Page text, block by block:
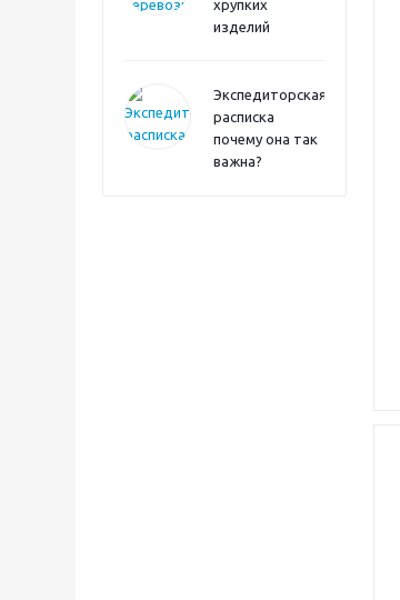
хрупких
изделий
Экспедиторская
расписка
почему она так
важна?